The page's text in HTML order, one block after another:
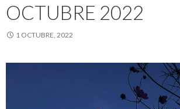
OCTUBRE 2022
1 OCTUBRE, 2022